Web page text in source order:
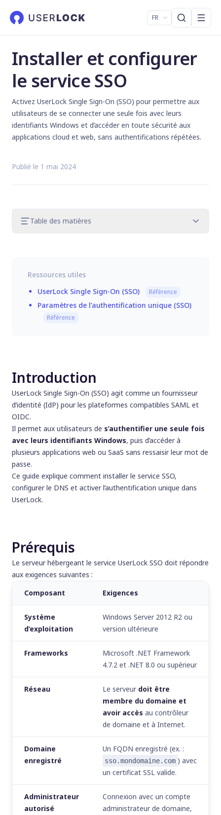
FR
Installer et configurer
le service SSO
Activez UserLock Single Sign-On (SSO) pour permettre aux
utilisateurs de se connecter une seule fois avec leurs
identifiants Windows et d’accéder en toute sécurité aux
applications cloud et web, sans authentifications répétées.
Publié le 1 mai 2024
Table des matières
Étape 2 : Configurer le DNS
Étape 3. Configurer le service UserLock SSO
Étapes suivantes
Ressources utiles
UserLock Single Sign-On (SSO)
Référence
Paramètres de l’authentification unique (SSO)
Référence
Introduction
UserLock Single Sign-On (SSO) agit comme un fournisseur
d’identité (IdP) pour les plateformes compatibles SAML et
OIDC.
Il permet aux utilisateurs de s’authentifier une seule fois
avec leurs identifiants Windows, puis d’accéder à
plusieurs applications web ou SaaS sans ressaisir leur mot de
passe.
Ce guide explique comment installer le service SSO,
configurer le DNS et activer l’authentification unique dans
UserLock.
Prérequis
Le serveur hébergeant le service UserLock SSO doit répondre
aux exigences suivantes :
Composant
Exigences
Système
d’exploitation
Windows Server 2012 R2 ou
version ultérieure
Frameworks
Microsoft .NET Framework
4.7.2 et .NET 8.0 ou supérieur
Réseau Le serveur doit être
membre du domaine et
avoir accès au contrôleur
de domaine et à Internet.
Domaine
enregistré
Un FQDN enregistré (ex. :
sso.mondomaine.com ) avec
un certificat SSL valide.
Administrateur
autorisé
Connexion avec un compte
administrateur de domaine,